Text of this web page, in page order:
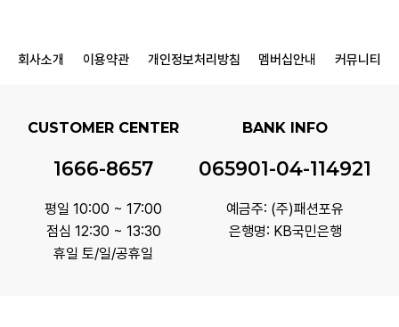
회사소개 이용약관 개인정보처리방침 멤버십안내 커뮤니티
CUSTOMER CENTER
1666-8657
평일 10:00 ~ 17:00
점심 12:30 ~ 13:30
휴일 토/일/공휴일
BANK INFO
065901-04-114921
예금주: (주)패션포유
은행명: KB국민은행